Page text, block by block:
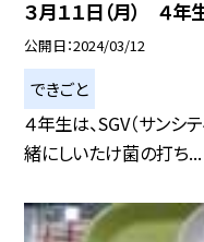
３月１１日（月） ４
公開日 2024/03/12
できごと
４年生は、SGV（サンシ
緒にしいたけ菌の打ち...